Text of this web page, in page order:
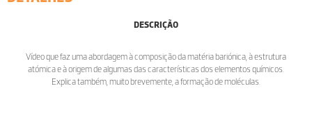
DESCRIÇÃO
Vídeo que faz uma abordagem à composição da matéria bariónica, à estrutura
atómica e à origem de algumas das características dos elementos químicos.
Explica também, muito brevemente, a formação de moléculas.